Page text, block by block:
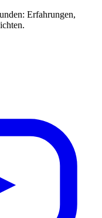
Erfahrungen,